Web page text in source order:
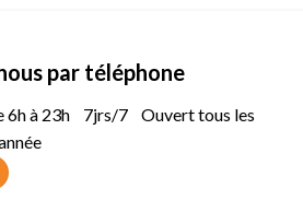
par téléphone
6h à 23h 7jrs/7 Ouvert tous les